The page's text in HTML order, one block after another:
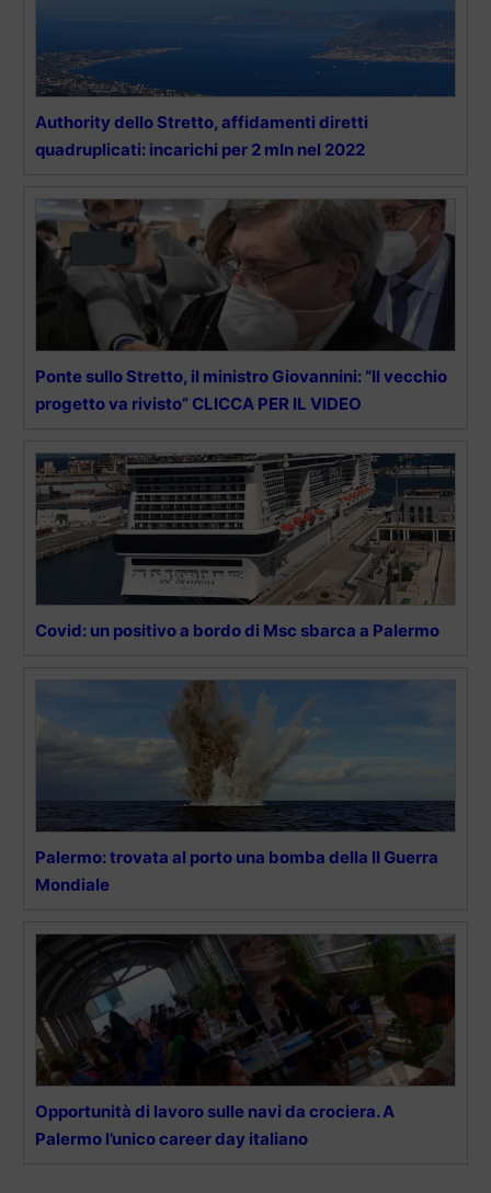
Authority dello Stretto, affidamenti diretti
quadruplicati: incarichi per 2 mln nel 2022
Ponte sullo Stretto, il ministro Giovannini: “Il vecchio
progetto va rivisto” CLICCA PER IL VIDEO
Covid: un positivo a bordo di Msc sbarca a Palermo
Palermo: trovata al porto una bomba della II Guerra
Mondiale
Opportunità di lavoro sulle navi da crociera. A
Palermo l’unico career day italiano